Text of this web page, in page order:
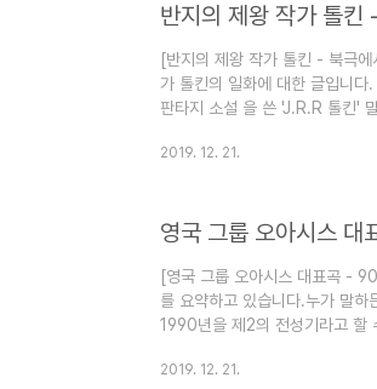
운영됩니다. 즐겨찾기(북마..
반지의 제왕 작가 톨킨
[반지의 제왕 작가 톨킨 - 북극
가 톨킨의 일화에 대한 글입니
판타지 소설 을 쓴 'J.R.R 톨킨'
을까요? 여기에는 연말연시에
로스 유래와..
2019. 12. 21.
영국 그룹 오아시스
[영국 그룹 오아시스 대표곡 -
를 요약하고 있습니다.​누가 말
1990년을 제2의 전성기라고 할
다 익숙한 음악들이 많습니다.
2019. 12. 21.